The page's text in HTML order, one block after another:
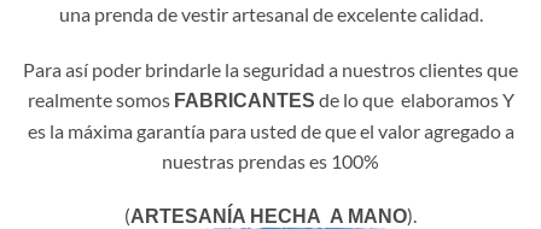
una prenda de vestir artesanal de excelente calidad.
Para así poder brindarle la seguridad a nuestros clientes que
realmente somos FABRICANTES de lo que elaboramos Y
es la máxima garantía para usted de que el valor agregado a
nuestras prendas es 100%
(ARTESANÍA HECHA A MANO).